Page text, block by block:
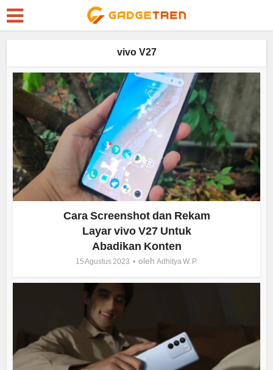
vivo V27
Cara Screenshot dan Rekam
Layar vivo V27 Untuk
Abadikan Konten
15 Agustus 2023 oleh Adhitya W. P.